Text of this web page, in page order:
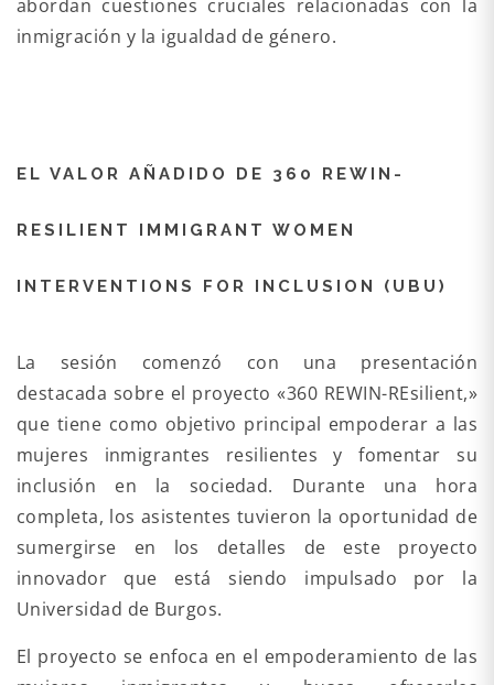
abordan cuestiones cruciales relacionadas con la
inmigración y la igualdad de género.
EL VALOR AÑADIDO DE 360 REWIN-
RESILIENT IMMIGRANT WOMEN
INTERVENTIONS FOR INCLUSION (UBU)
La sesión comenzó con una presentación
destacada sobre el proyecto «360 REWIN-REsilient,»
que tiene como objetivo principal empoderar a las
mujeres inmigrantes resilientes y fomentar su
inclusión en la sociedad. Durante una hora
completa, los asistentes tuvieron la oportunidad de
sumergirse en los detalles de este proyecto
innovador que está siendo impulsado por la
Universidad de Burgos.
El proyecto se enfoca en el empoderamiento de las